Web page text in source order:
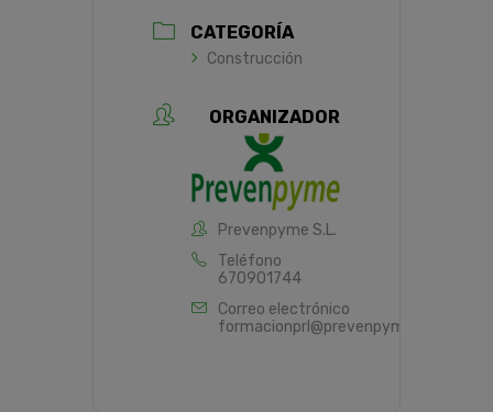
CATEGORÍA
Construcción
ORGANIZADOR
Prevenpyme S.L.
Teléfono
670901744
Correo electrónico
formacionprl@prevenpyme.es